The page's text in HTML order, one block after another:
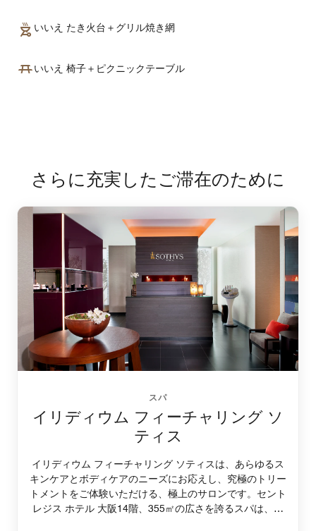
いいえ たき火台＋グリル焼き網
いいえ 椅子＋ピクニックテーブル
さらに充実したご滞在のために
スパ
イリディウム フィーチャリング ソ
ティス
イリディウム フィーチャリング ソティスは、あらゆるス
キンケアとボディケアのニーズにお応えし、究極のトリー
トメントをご体験いただける、極上のサロンです。セント
レジス ホテル 大阪14階、355㎡の広さを誇るスパは、都